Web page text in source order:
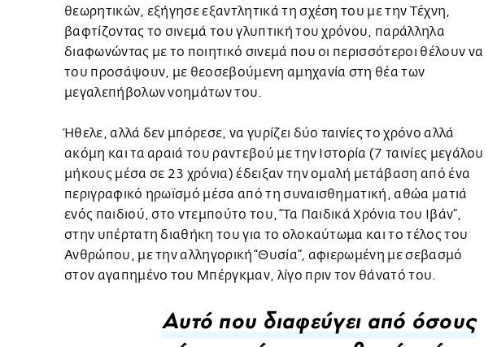
θεωρητικών, εξήγησε εξαντλητικά τη σχέση του με την Τέχνη,
βαφτίζοντας το σινεμά του γλυπτική του χρόνου, παράλληλα
διαφωνώντας με το ποιητικό σινεμά που οι περισσότεροι θέλουν να
του προσάψουν, με θεοσεβούμενη αμηχανία στη θέα των
μεγαλεπήβολων νοημάτων του.
Ήθελε, αλλά δεν μπόρεσε, να γυρίζει δύο ταινίες το χρόνο αλλά
ακόμη και τα αραιά του ραντεβού με την Ιστορία (7 ταινίες μεγάλου
μήκους μέσα σε 23 χρόνια) έδειξαν την ομαλή μετάβαση από ένα
περιγραφικό ηρωϊσμό μέσα από τη συναισθηματική, αθώα ματιά
ενός παιδιού, στο ντεμπούτο του, “Τα Παιδικά Χρόνια του Ιβάν”,
στην υπέρτατη διαθήκη του για το ολοκαύτωμα και το τέλος του
Ανθρώπου, με την αλληγορική “Θυσία”, αφιερωμένη με σεβασμό
στον αγαπημένο του Μπέργκμαν, λίγο πριν τον θάνατό του.
Αυτό που διαφεύγει από όσους